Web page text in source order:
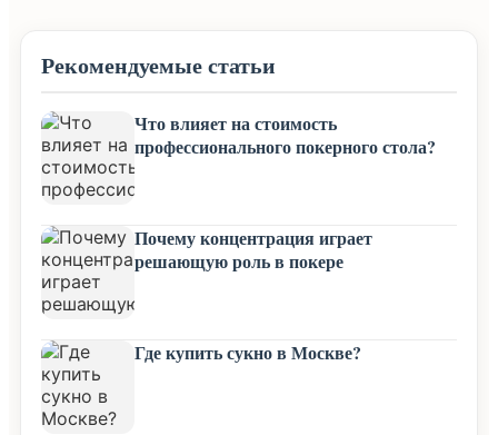
Рекомендуемые статьи
Что влияет на стоимость
профессионального покерного стола?
Почему концентрация играет
решающую роль в покере
Где купить сукно в Москве?